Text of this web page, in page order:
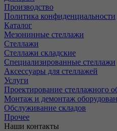
Производство
Политика конфиденциальности
Каталог
Мезонинные стеллажи
Стеллажи
Стеллажи складские
Специализированные стеллажи
Аксессуары для стеллажей
Услуги
Проектирование стеллажного
Монтаж и демонтаж
Обслуживание складов
Прочее
Наши контакты